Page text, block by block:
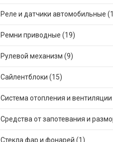
Реле и датчики автомобильные
Ремни приводные (19)
Рулевой механизм (9)
Сайлентблоки (15)
Система отопления и вентиляции
Средства от запотевания и
Стекла фар и фонарей (1)